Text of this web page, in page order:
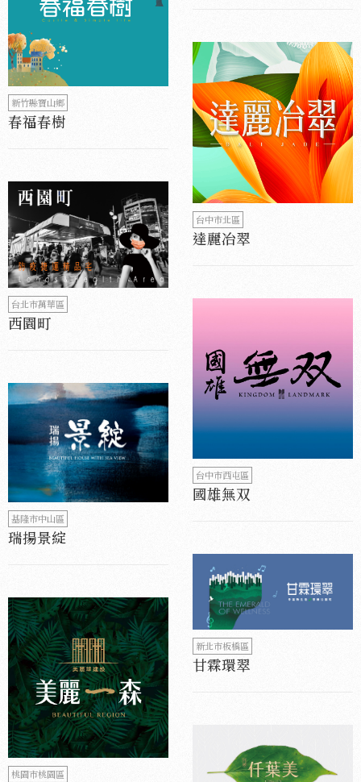
新竹縣寶山鄉
春福春樹
台北市萬華區
西園町
基隆市中山區
瑞揚景綻
桃園市桃園區
台中市北區
達麗冶翠
台中市西屯區
國雄無双
新北市板橋區
甘霖環翠